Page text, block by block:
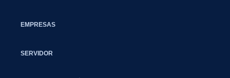
EMPRESAS
SERVIDOR